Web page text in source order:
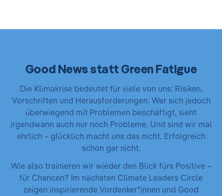
Good News statt Green Fatigue
Die Klimakrise bedeutet für viele von uns: Risiken,
Vorschriften und Herausforderungen. Wer sich jedoch
überwiegend mit Problemen beschäftigt, sieht
irgendwann auch nur noch Probleme. Und sind wir mal
ehrlich – glücklich macht uns das nicht. Erfolgreich
schon gar nicht.
Wie also trainieren wir wieder den Blick fürs Positive –
für Chancen? Im nächsten Climate Leaders Circle
zeigen inspirierende Vordenker*innen und Good